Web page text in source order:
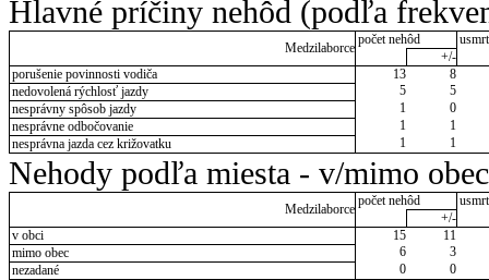
Hlavné príčiny nehôd (podľa
Medzilaborce
počet nehôd
+/-
porušenie povinnosti vodiča
13
8
nedovolená rýchlosť jazdy
5
5
nesprávny spôsob jazdy
1
0
nesprávne odbočovanie
1
1
nesprávna jazda cez križovatku
1 1
Nehody podľa miesta - v/mimo obec
Medzilaborce
počet nehôd
+/-
v obci
15
11
mimo obec
6
3
nezadané
0 0